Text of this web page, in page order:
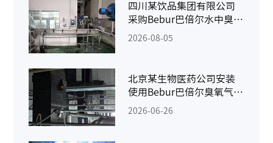
四川某饮品集团有限公司
采购Bebur巴倍尔水中臭氧
检测仪
2026-08-05
北京某生物医药公司安装
使用Bebur巴倍尔臭氧气体
检测仪
2026-06-26